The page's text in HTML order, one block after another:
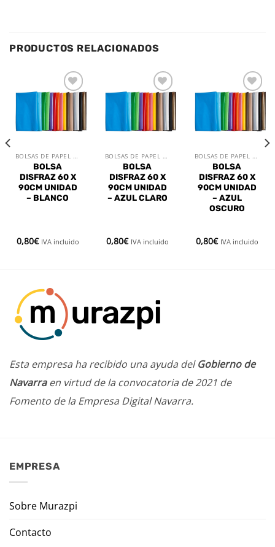
PRODUCTOS RELACIONADOS
Añadir
BOLSAS DE PAPEL Y PLÁSTICO
BOLSA
DISFRAZ 60 X
90CM UNIDAD
– BLANCO
0,80€ IVA incluido
Añadir
BOLSAS DE PAPEL Y PLÁSTICO
BOLSA
DISFRAZ 60 X
90CM UNIDAD
– AZUL CLARO
0,80€ IVA incluido
Añadir
BOLSAS DE PAPEL Y PLÁSTICO
BOLSA
DISFRAZ 60 X
90CM UNIDAD
– AZUL
OSCURO
0,80€ IVA incluido
Esta empresa ha recibido una ayuda delGobierno de
Navarraen virtud de la convocatoria de 2021 de
Fomento de la Empresa Digital Navarra.
EMPRESA
Sobre Murazpi
Contacto